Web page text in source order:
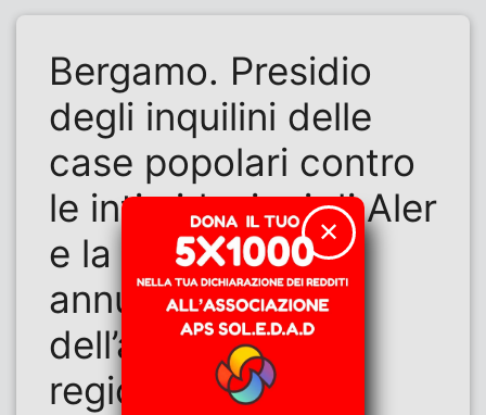
Bergamo. Presidio
degli inquilini delle
case popolari contro
le intimidazioni di Aler
e la politica degli
annunci
dell’assessorato
regionale
✕